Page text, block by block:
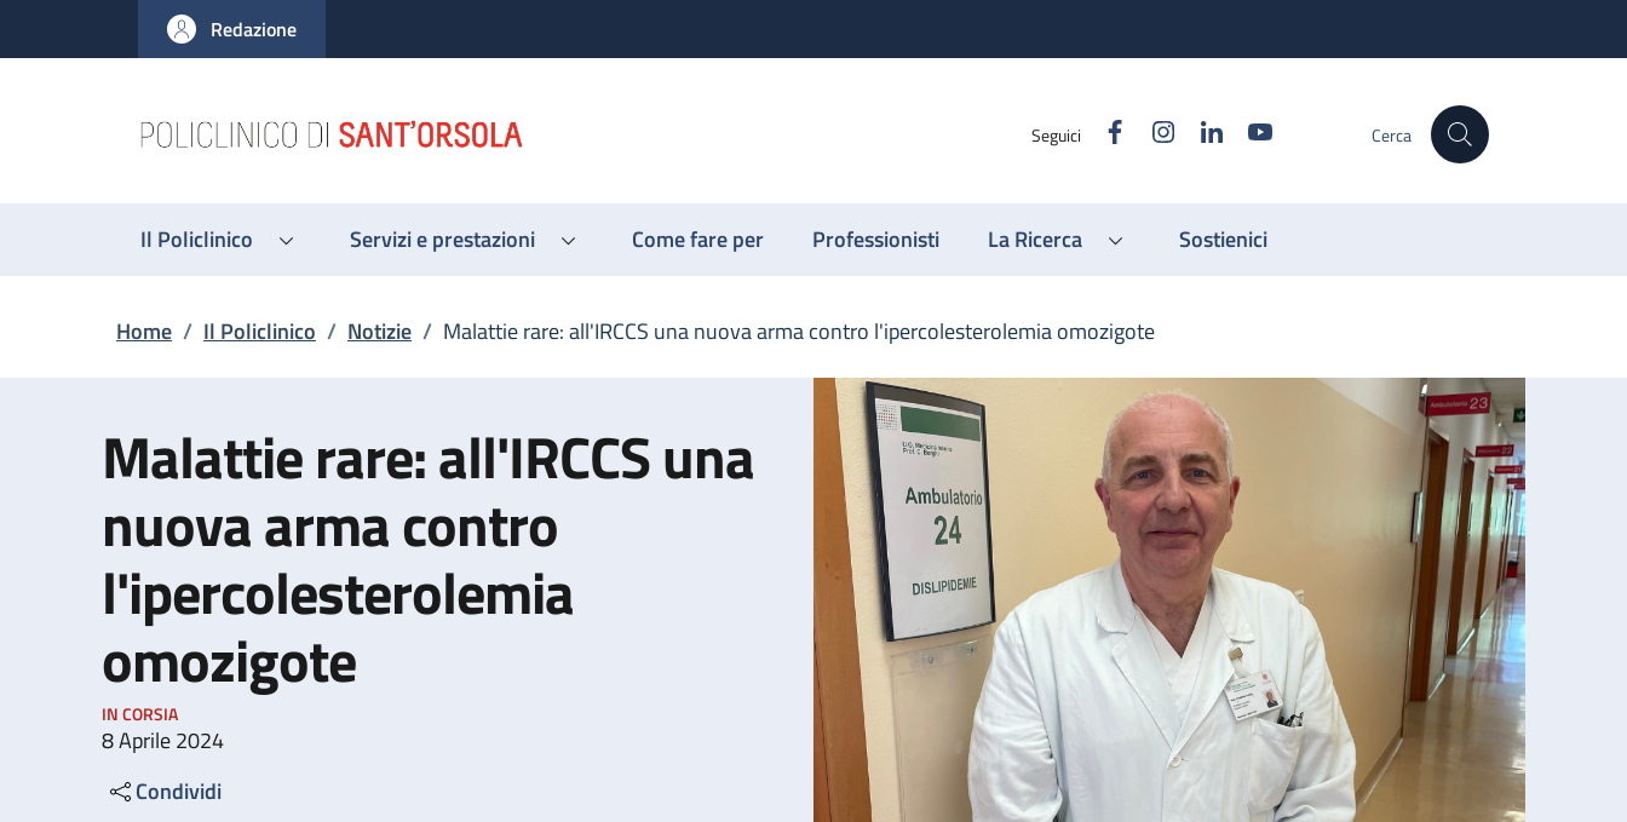
al contenuto principale
to footer content
Redazione
Seguici FacebookInstagram
Linkedin Cerca
Il Policlinico Servizi e prestazioni Come fare per Professionisti La Ricerca Sostienici
Briciole di pane
Home / Il Policlinico / Notizie / Malattie rare: all'IRCCS una nuova arma contro l'ipercolesterolemia omozigote
Malattie rare: all'IRCCS una
nuova arma contro
l'ipercolesterolemia
omozigote
IN CORSIA
8 Aprile 2024
Condividi